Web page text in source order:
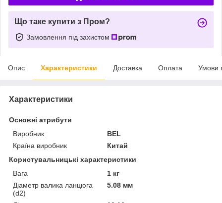
Що таке купити з Пром?
Замовлення під захистом
Опис Характеристики Доставка Оплата Умови
Характеристики
Основні атрибути
Виробник
BEL
Країна виробник
Китай
Користувальницькі характеристики
Вага
1 кг
Діаметр валика ланцюга
(d2)
5.08 мм